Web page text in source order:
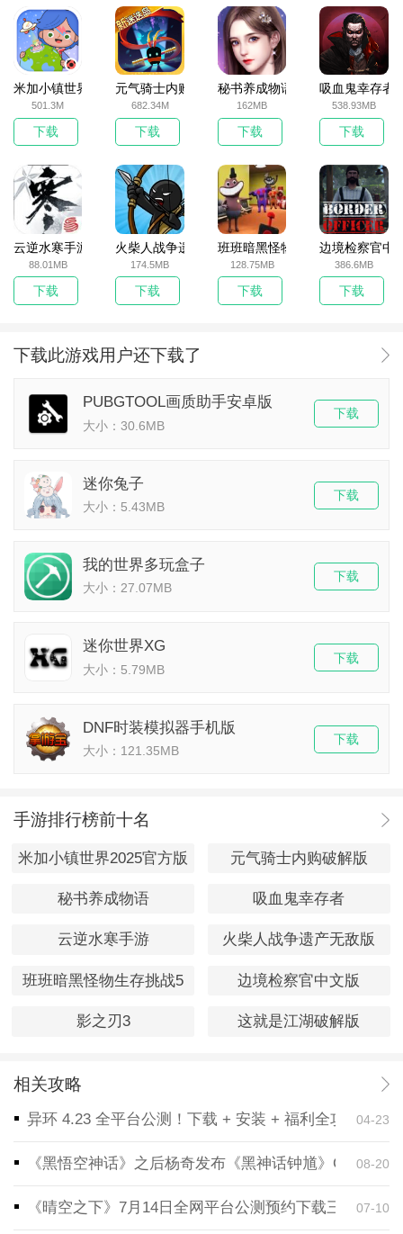
米加小镇世界2025官方版
501.3M
下载
元气骑士内购破解版
682.34M
下载
秘书养成物语
162MB
下载
吸血鬼幸存者
538.93MB
下载
云逆水寒手游
88.01MB
下载
火柴人战争遗产无敌版
174.5MB
下载
班班暗黑怪物生存挑战5
128.75MB
下载
边境检察官中
386.6MB
下载
下载此游戏用户还下载了
PUBGTOOL画质助手安卓版
大小：30.6MB
下载
迷你兔子
大小：5.43MB
下载
我的世界多玩盒子
大小：27.07MB
下载
迷你世界XG
大小：5.79MB
下载
DNF时装模拟器手机版
大小：121.35MB
下载
手游排行榜前十名
米加小镇世界2025官方版 元气骑士内购破解版
秘书养成物语 吸血鬼幸存者
云逆水寒手游 火柴人战争遗产无敌版
班班暗黑怪物生存挑战5 边境检察官中文版
影之刃3 这就是江湖破解版
相关攻略
异环 4.23 全平台公测！下载 + 安装 + 福利全攻略，一
04-23
《黑悟空神话》之后杨奇发布《黑神话钟馗》CG！预
08-20
《晴空之下》7月14日全网平台公测预约下载三端同步
07-10